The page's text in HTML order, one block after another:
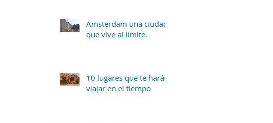
Amsterdam una ciudad
que vive al límite.
10 lugares que te harán
viajar en el tiempo